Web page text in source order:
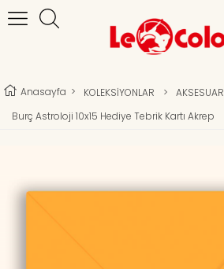
Anasayfa > KOLEKSİYONLAR > AKSESUAR
Burç Astroloji 10x15 Hediye Tebrik Kartı Akrep